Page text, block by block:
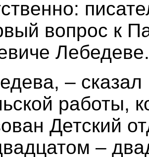
вопрос к
Лебедеве.
–
работы,
Детский
–